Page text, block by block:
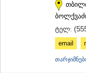
ტელ:
email